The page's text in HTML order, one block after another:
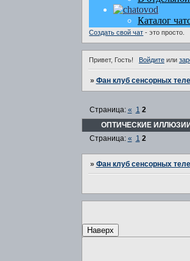
Создать свой чат - это просто.
Привет, Гость! Войдитеили
» Фан клуб сенсорных
ОПТИЧЕСКИЕ ИЛЛЮЗИИ
Страница: « 1 2
Страница: « 1 2
» Фан клуб сенсорных
Наверх